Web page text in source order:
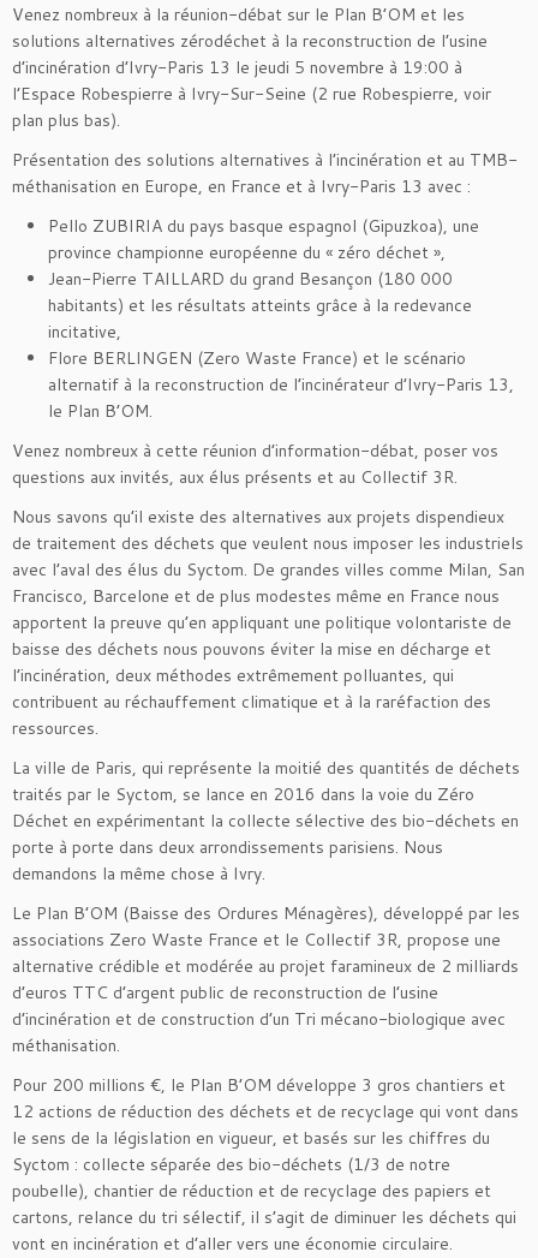
Venez nombreux à la réunion-débat sur le Plan B’OM et les
solutions alternatives ‪zérodéchet‬ à la reconstruction de l’usine
d’incinération d’Ivry-Paris 13 le jeudi 5 novembre à 19:00 à
l’Espace Robespierre à Ivry-Sur-Seine (2 rue Robespierre, voir
plan plus bas).
Présentation des solutions alternatives à l’incinération et au TMB-
méthanisation en Europe, en France et à Ivry-Paris 13 avec :
Pello ZUBIRIA du pays basque espagnol (Gipuzkoa), une
province championne européenne du « zéro déchet »,
Jean-Pierre TAILLARD du grand Besançon (180 000
habitants) et les résultats atteints grâce à la redevance
incitative,
Flore BERLINGEN (Zero Waste France) et le scénario
alternatif à la reconstruction de l’incinérateur d’Ivry-Paris 13,
le Plan B’OM.
Venez nombreux à cette réunion d’information-débat, poser vos
questions aux invités, aux élus présents et au Collectif 3R.
Nous savons qu’il existe des alternatives aux projets dispendieux
de traitement des déchets que veulent nous imposer les industriels
avec l’aval des élus du Syctom. De grandes villes comme Milan, San
Francisco, Barcelone et de plus modestes même en France nous
apportent la preuve qu’en appliquant une politique volontariste de
baisse des déchets nous pouvons éviter la mise en décharge et
l’incinération, deux méthodes extrêmement polluantes, qui
contribuent au réchauffement climatique et à la raréfaction des
ressources.
La ville de Paris, qui représente la moitié des quantités de déchets
traités par le Syctom, se lance en 2016 dans la voie du Zéro
Déchet en expérimentant la collecte sélective des bio-déchets en
porte à porte dans deux arrondissements parisiens. Nous
demandons la même chose à Ivry.
Le Plan B’OM (Baisse des Ordures Ménagères), développé par les
associations Zero Waste France et le Collectif 3R, propose une
alternative crédible et modérée au projet faramineux de 2 milliards
d’euros TTC d’argent public de reconstruction de l’usine
d’incinération et de construction d’un Tri mécano-biologique avec
méthanisation.
Pour 200 millions €, le Plan B’OM développe 3 gros chantiers et
12 actions de réduction des déchets et de recyclage qui vont dans
le sens de la législation en vigueur, et basés sur les chiffres du
Syctom : collecte séparée des bio-déchets (1/3 de notre
poubelle), chantier de réduction et de recyclage des papiers et
cartons, relance du tri sélectif, il s’agit de diminuer les déchets qui
vont en incinération et d’aller vers une économie circulaire.